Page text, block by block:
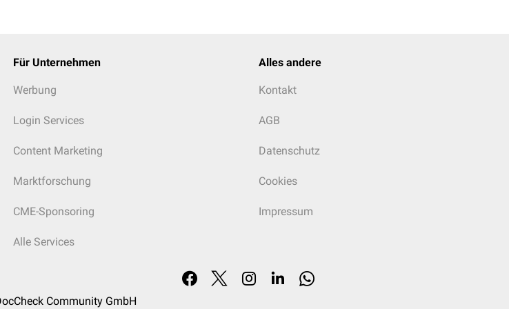
Für Unternehmen
Werbung
Login Services
Content Marketing
Marktforschung
CME-Sponsoring
Alle Services
Alles andere
Kontakt
AGB
Datenschutz
Cookies
Impressum
Community GmbH